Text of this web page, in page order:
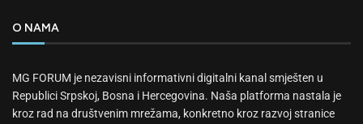
O NAMA
MG FORUM je nezavisni informativni digitalni kanal smješten u
Republici Srpskoj, Bosna i Hercegovina. Naša platforma nastala je
kroz rad na društvenim mrežama, konkretno kroz razvoj stranice